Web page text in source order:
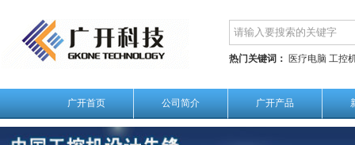
热门关键词： 医疗电脑 工控
广开首页 公司简介 广开产品